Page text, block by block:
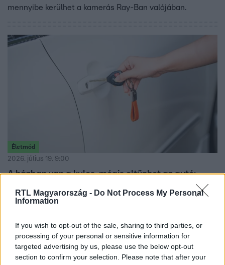
RTL Magyarország - Do Not Process My Personal
Information
If you wish to opt-out of the sale, sharing to third parties, or
processing of your personal or sensitive information for
targeted advertising by us, please use the below opt-out
section to confirm your selection. Please note that after your
mennyibe kerülhet a kamerás Ray-Ban valójában.
Életmód
2026. július 19. 9:00
A házban van a kulcs, mégis eltűnhet az autó:
Nem babona, hanem technológiai védekezés: ezért
pénztárcára, hogy blokkolják a jeleket.